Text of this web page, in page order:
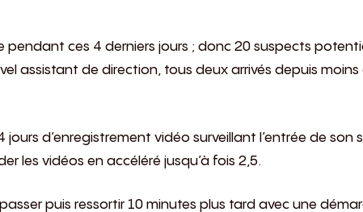
pendant ces 4 derniers jours ; donc 20 suspects
assistant de direction, tous deux arrivés depuis moins
jours d’enregistrement vidéo surveillant l’entrée de son
les vidéos en accéléré jusqu’à fois 2,5.
puis ressortir 10 minutes plus tard avec une